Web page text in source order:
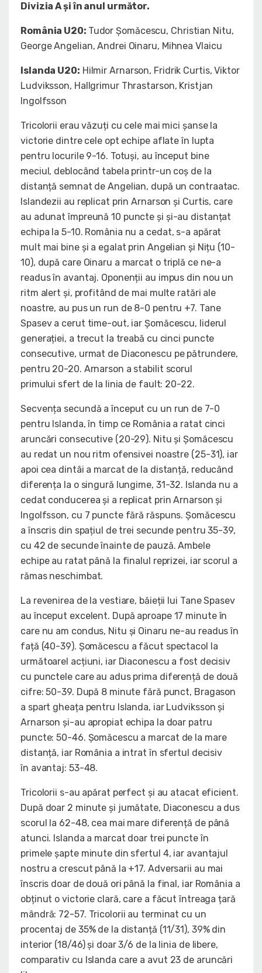
Divizia A și în anul următor.
România U20: Tudor Șomăcescu, Christian Nitu,
George Angelian, Andrei Oinaru, Mihnea Vlaicu
Islanda U20: Hilmir Arnarson, Fridrik Curtis, Viktor
Ludviksson, Hallgrimur Thrastarson, Kristjan
Ingolfsson
Tricolorii erau văzuți cu cele mai mici șanse la
victorie dintre cele opt echipe aflate în lupta
pentru locurile 9-16. Totuși, au început bine
meciul, deblocând tabela printr-un coș de la
distanță semnat de Angelian, după un contraatac.
Islandezii au replicat prin Arnarson și Curtis, care
au adunat împreună 10 puncte și și-au distanțat
echipa la 5-10. România nu a cedat, s-a apărat
mult mai bine și a egalat prin Angelian și Nițu (10-
10), după care Oinaru a marcat o triplă ce ne-a
readus în avantaj. Oponenții au impus din nou un
ritm alert și, profitând de mai multe ratări ale
noastre, au pus un run de 8-0 pentru +7. Tane
Spasev a cerut time-out, iar Șomăcescu, liderul
generației, a trecut la treabă cu cinci puncte
consecutive, urmat de Diaconescu pe pătrundere,
pentru 20-20. Arnarson a stabilit scorul
primului sfert de la linia de fault: 20-22.
Secvența secundă a început cu un run de 7-0
pentru Islanda, în timp ce România a ratat cinci
aruncări consecutive (20-29). Nitu și Șomăcescu
au redat un nou ritm ofensivei noastre (25-31), iar
apoi cea dintâi a marcat de la distanță, reducând
diferența la o singură lungime, 31-32. Islanda nu a
cedat conducerea și a replicat prin Arnarson și
Ingolfsson, cu 7 puncte fără răspuns. Șomăcescu
a înscris din spațiul de trei secunde pentru 35-39,
cu 42 de secunde înainte de pauză. Ambele
echipe au ratat până la finalul reprizei, iar scorul a
rămas neschimbat.
La revenirea de la vestiare, băieții lui Tane Spasev
au început excelent. După aproape 17 minute în
care nu am condus, Nitu și Oinaru ne-au readus în
față (40-39). Șomăcescu a făcut spectacol la
următoarel acțiuni, iar Diaconescu a fost decisiv
cu punctele care au adus prima diferență de două
cifre: 50-39. După 8 minute fără punct, Bragason
a spart gheața pentru Islanda, iar Ludviksson și
Arnarson și-au apropiat echipa la doar patru
puncte: 50-46. Șomăcescu a marcat de la mare
distanță, iar România a intrat în sfertul decisiv
în avantaj: 53-48.
Tricolorii s-au apărat perfect și au atacat eficient.
După doar 2 minute și jumătate, Diaconescu a dus
scorul la 62-48, cea mai mare diferență de până
atunci. Islanda a marcat doar trei puncte în
primele șapte minute din sfertul 4, iar avantajul
nostru a crescut până la +17. Adversarii au mai
înscris doar de două ori până la final, iar România a
obținut o victorie clară, care a făcut întreaga țară
mândră: 72-57. Tricolorii au terminat cu un
procentaj de 35% de la distanță (11/31), 39% din
interior (18/46) și doar 3/6 de la linia de libere,
comparativ cu Islanda care a avut 23 de aruncări